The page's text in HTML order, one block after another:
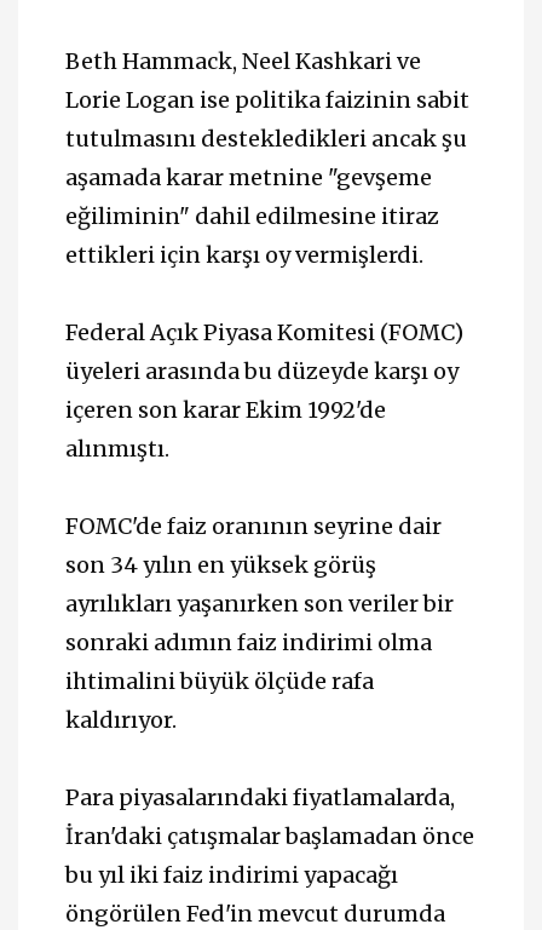
Beth Hammack, Neel Kashkari ve
Lorie Logan ise politika faizinin sabit
tutulmasını destekledikleri ancak şu
aşamada karar metnine "gevşeme
eğiliminin" dahil edilmesine itiraz
ettikleri için karşı oy vermişlerdi.
Federal Açık Piyasa Komitesi (FOMC)
üyeleri arasında bu düzeyde karşı oy
içeren son karar Ekim 1992'de
alınmıştı.
FOMC'de faiz oranının seyrine dair
son 34 yılın en yüksek görüş
ayrılıkları yaşanırken son veriler bir
sonraki adımın faiz indirimi olma
ihtimalini büyük ölçüde rafa
kaldırıyor.
Para piyasalarındaki fiyatlamalarda,
İran'daki çatışmalar başlamadan önce
bu yıl iki faiz indirimi yapacağı
öngörülen Fed'in mevcut durumda